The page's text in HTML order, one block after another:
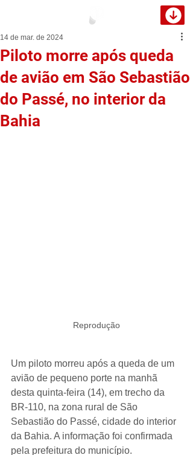
Piloto morre após queda
de avião em São Sebastião
do Passé, no interior da
Bahia
14 de mar. de 2024
Reprodução
Um piloto morreu após a queda de um
avião de pequeno porte na manhã
desta quinta-feira (14), em trecho da
BR-110, na zona rural de São
Sebastião do Passé, cidade do interior
da Bahia. A informação foi confirmada
pela prefeitura do município.